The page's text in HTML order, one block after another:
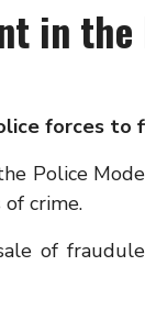
in
forces
Police
crime.
of